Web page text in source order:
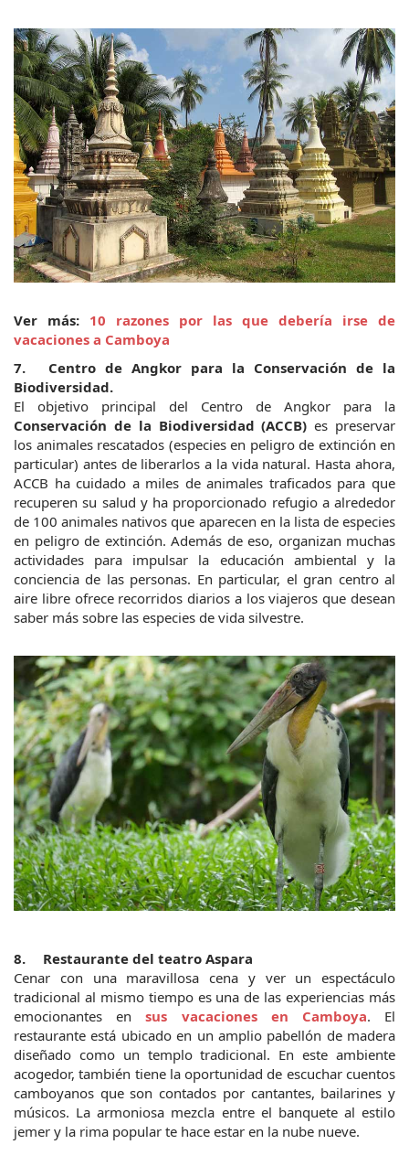
Ver más: 10 razones por las que debería irse de
vacaciones a Camboya
7.	Centro de Angkor para la Conservación de la
Biodiversidad.
El objetivo principal del Centro de Angkor para la
Conservación de la Biodiversidad (ACCB) es preservar
los animales rescatados (especies en peligro de extinción en
particular) antes de liberarlos a la vida natural. Hasta ahora,
ACCB ha cuidado a miles de animales traficados para que
recuperen su salud y ha proporcionado refugio a alrededor
de 100 animales nativos que aparecen en la lista de especies
en peligro de extinción. Además de eso, organizan muchas
actividades para impulsar la educación ambiental y la
conciencia de las personas. En particular, el gran centro al
aire libre ofrece recorridos diarios a los viajeros que desean
saber más sobre las especies de vida silvestre.
8.	Restaurante del teatro Aspara
Cenar con una maravillosa cena y ver un espectáculo
tradicional al mismo tiempo es una de las experiencias más
emocionantes en sus vacaciones en Camboya. El
restaurante está ubicado en un amplio pabellón de madera
diseñado como un templo tradicional. En este ambiente
acogedor, también tiene la oportunidad de escuchar cuentos
camboyanos que son contados por cantantes, bailarines y
músicos. La armoniosa mezcla entre el banquete al estilo
jemer y la rima popular te hace estar en la nube nueve.